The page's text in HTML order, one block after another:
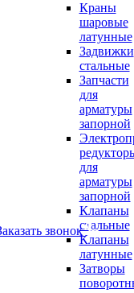
Краны
шаровые
латунные
Задвижки
стальные
Запчасти
для
арматуры
запорной
для
арматуры
запорной
Клапаны
стальные
Клапаны
латунные
Затворы
звонок